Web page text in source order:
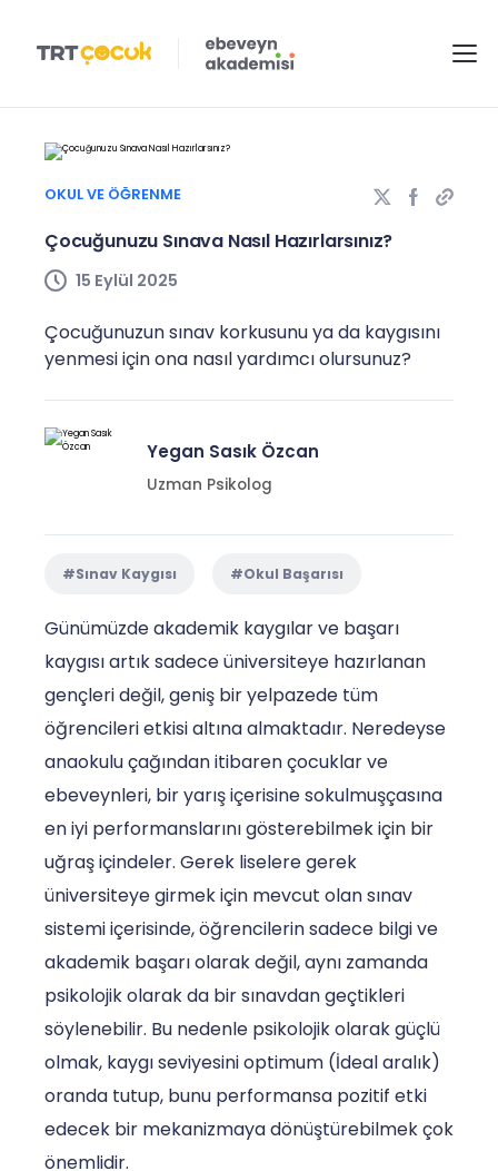
OKUL VE ÖĞRENME
Çocuğunuzu Sınava Nasıl Hazırlarsınız?
15 Eylül 2025
Çocuğunuzun sınav korkusunu ya da kaygısını
yenmesi için ona nasıl yardımcı olursunuz?
Yegan Sasık Özcan
Uzman Psikolog
#Sınav Kaygısı #Okul Başarısı
Günümüzde akademik kaygılar ve başarı
kaygısı artık sadece üniversiteye hazırlanan
gençleri değil, geniş bir yelpazede tüm
öğrencileri etkisi altına almaktadır. Neredeyse
anaokulu çağından itibaren çocuklar ve
ebeveynleri, bir yarış içerisine sokulmuşçasına
en iyi performanslarını gösterebilmek için bir
uğraş içindeler. Gerek liselere gerek
üniversiteye girmek için mevcut olan sınav
sistemi içerisinde, öğrencilerin sadece bilgi ve
akademik başarı olarak değil, aynı zamanda
psikolojik olarak da bir sınavdan geçtikleri
söylenebilir. Bu nedenle psikolojik olarak güçlü
olmak, kaygı seviyesini optimum (İdeal aralık)
oranda tutup, bunu performansa pozitif etki
edecek bir mekanizmaya dönüştürebilmek çok
önemlidir.